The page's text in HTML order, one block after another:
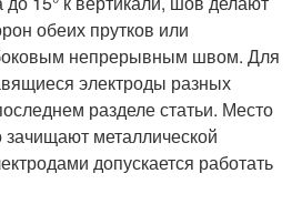
обеих прутков или
непрерывным швом. Для
электроды разных
разделе статьи. Место
металлической
допускается работать